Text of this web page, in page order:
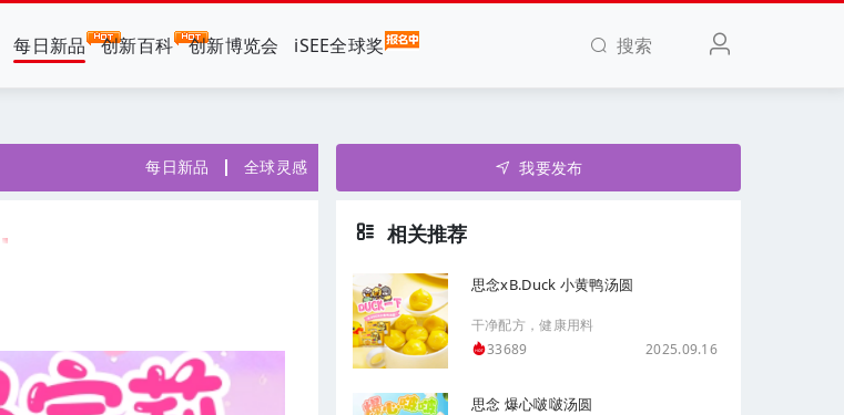
每日新品 创新百科 创新博览会 iSEE全球奖 搜索
每日新品 全球灵感 我要发布
相关推荐
思念xB.Duck 小黄鸭汤圆
干净配方，健康用料
33689
2025.09.16
思念 爆心啵啵汤圆